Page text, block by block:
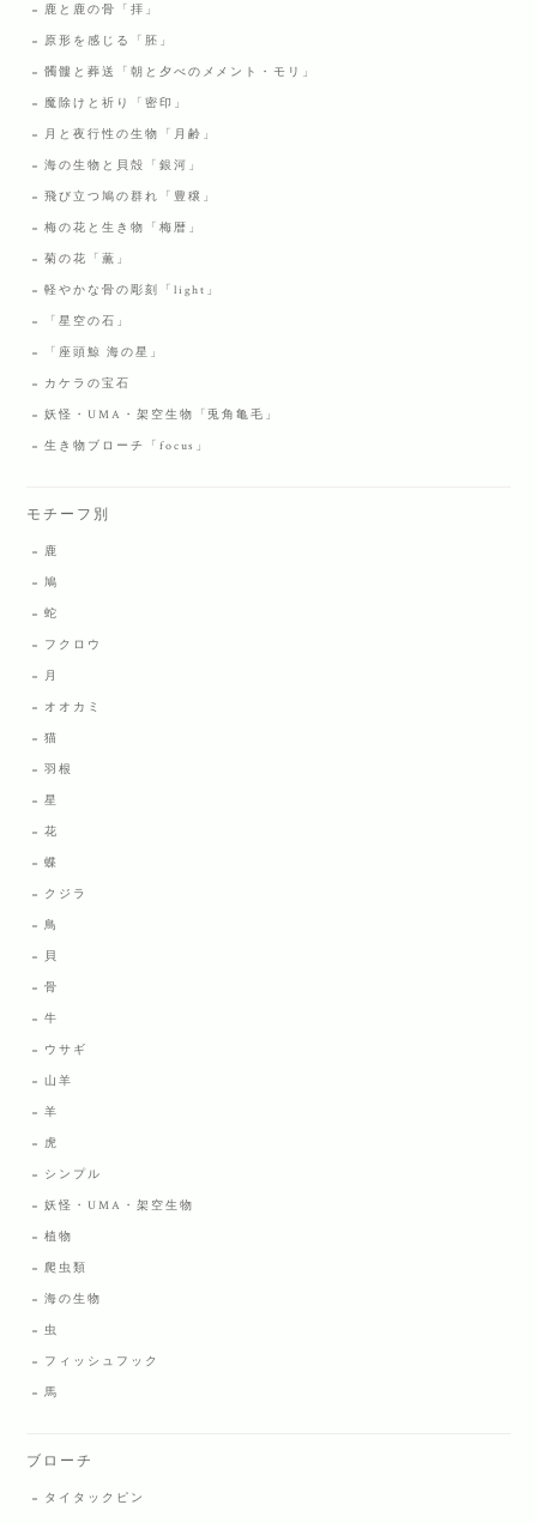
鹿と鹿の骨「拝」
原形を感じる「胚」
髑髏と葬送「朝と夕べのメメント・モリ」
魔除けと祈り「密印」
月と夜行性の生物「月齢」
海の生物と貝殻「銀河」
飛び立つ鳩の群れ「豊穣」
梅の花と生き物「梅暦」
菊の花「薫」
軽やかな骨の彫刻「light」
「星空の石」
「座頭鯨 海の星」
カケラの宝石
妖怪・UMA・架空生物「兎角亀毛」
生き物ブローチ「focus」
モチーフ別
鹿
鳩
蛇
フクロウ
月
オオカミ
猫
羽根
星
花
蝶
クジラ
鳥
貝
骨
牛
ウサギ
山羊
羊
虎
シンプル
妖怪・UMA・架空生物
植物
爬虫類
海の生物
虫
フィッシュフック
馬
ブローチ
タイタックピン